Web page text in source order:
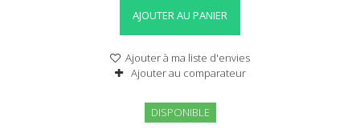
AJOUTER AU PANIER
Ajouter à ma liste d'envies
Ajouter au comparateur
DISPONIBLE